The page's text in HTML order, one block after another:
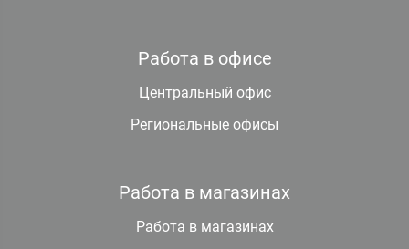
Работа в офисе
Центральный офис
Региональные офисы
Работа в магазинах
Работа в магазинах